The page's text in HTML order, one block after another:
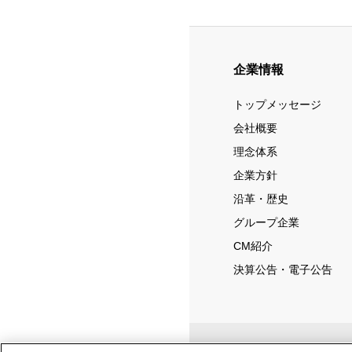
企業情報
トップメッセージ
会社概要
理念体系
企業方針
沿革・歴史
グループ企業
CM紹介
決算公告・電子公告